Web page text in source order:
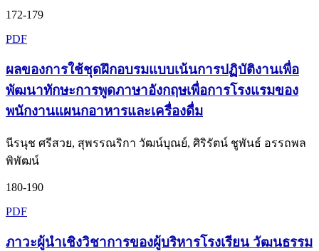
172-179
PDF
ผลของการใช้ชุดฝึกอบรมแบบเน้นการปฏิบัติงานเพื่อ
พัฒนาทักษะการพูดภาษาอังกฤษเพื่อการโรงแรมของ
พนักงานแผนกอาหารและเครื่องดื่ม
นีรนุช ศรีสวย, สุพรรณริกา วัฒน์บุณย์, ศิริรัตน์ ชูพันธ์ อรรถพล
พิพัฒน์
180-190
PDF
ภาวะผู้นำเชิงวิชาการของผู้บริหารโรงเรียน วัฒนธรรม